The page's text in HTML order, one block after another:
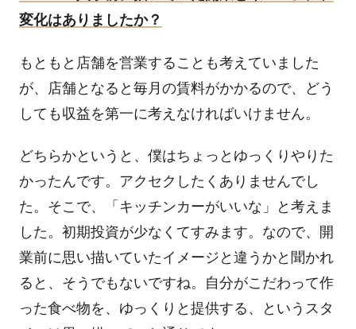
変化はありましたか？
もともと店舗を営業することも考えていました
が、店舗となると毎月の賃料がかかるので、どう
しても収益を第一に考えなければいけません。
どちらかというと、僕はちょっとゆっくりやりた
かったんです。アクセクしたくありませんでし
た。そこで、「キッチンカーがいいな」と考えま
した。初期投資が少なくてすみます。なので、開
業前に思い描いていたイメージと違うかと聞かれ
ると、そうでもないですね。自分がこだわって作
った食べ物を、ゆっくりと提供する、というスタ